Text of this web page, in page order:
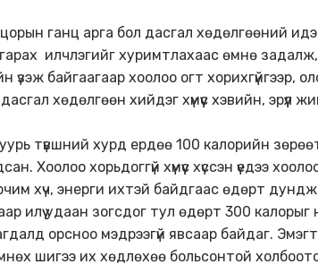
цорын ганц арга бол дасгал хөдөлгөөний
илчлэгийг хуримтлахаас өмнө задалж,
байгаагаар хоолоо огт хорихгүйгээр,
хөдөлгөөн хийдэг хүмүүс хэвийн, эрүүл
түвшний хурд ердөө 100 калорийн
Хоолоо хорьдоггүй хүмүүс хүссэн үедээ
хүч, энерги ихтэй байдгаас өдөрт
илүү удаан зогсдог тул өдөрт 300
орсноо мэдрээгүй явсаар байдаг.
шигээ их хөдлөхөө больсонтой